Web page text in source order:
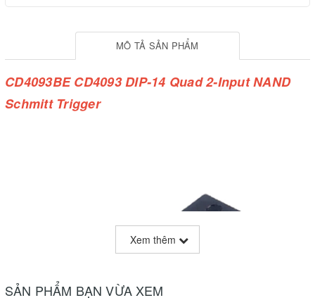
MÔ TẢ SẢN PHẨM
CD4093BE CD4093 DIP-14 Quad 2-Input NAND
Schmitt Trigger
Xem thêm
SẢN PHẨM BẠN VỪA XEM